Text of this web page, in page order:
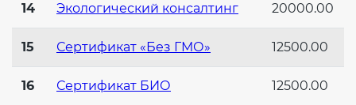
14 Экологический консалтинг 20000.00
15 Сертификат «Без ГМО» 12500.00
16 Сертификат БИО 12500.00